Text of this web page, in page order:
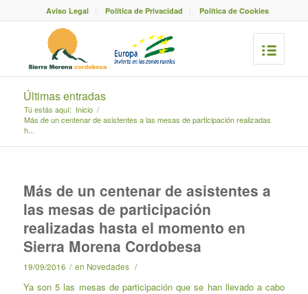
Aviso Legal Política de Privacidad Política de Cookies
Últimas entradas
Tú estás aquí: Inicio /
Más de un centenar de asistentes a las mesas de participación realizadas
h...
Más de un centenar de asistentes a
las mesas de participación
realizadas hasta el momento en
Sierra Morena Cordobesa
19/09/2016 / en Novedades /
Ya son 5 las mesas de participación que se han llevado a cabo